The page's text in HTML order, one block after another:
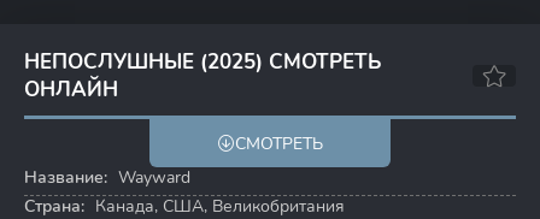
НЕПОСЛУШНЫЕ (2025) СМОТРЕТЬ
ОНЛАЙН
СМОТРЕТЬ
Название: Wayward
Страна: Канада, США, Великобритания